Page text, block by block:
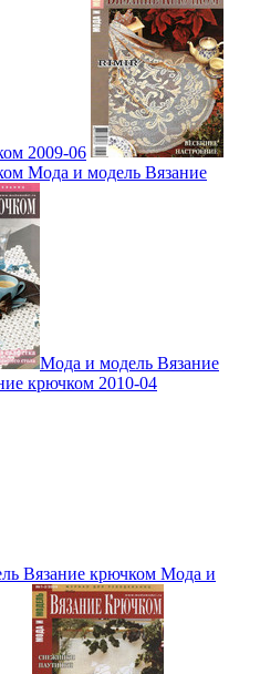
2009-06
Мода и модель Вязание
Мода и модель Вязание
крючком 2010-04
Вязание крючком Мода и